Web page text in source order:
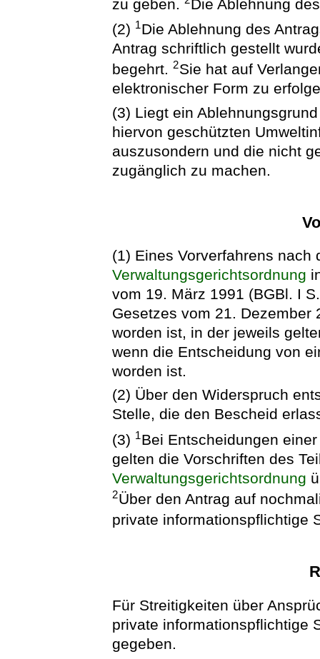
zu geben. Die Ablehnung
(2) 1Die Ablehnung des
Antrag schriftlich gestellt
begehrt.2Sie hat auf
elektronischer Form zu
(3) Liegt ein
hiervon geschützten
auszusondern und die nicht
zugänglich zu machen.
(1) Eines Vorverfahrens nach
Verwaltungsgerichtsordnung
vom 19. März 1991 (BGBl. I
Gesetzes vom 21. Dezember
worden ist, in der jeweils
wenn die Entscheidung von
worden ist.
(2) Über den Widerspruch
Stelle, die den Bescheid
(3) 1Bei Entscheidungen
gelten die Vorschriften des
Verwaltungsgerichtsordnung
2Über den Antrag auf
private informationspflichtige
Für Streitigkeiten über
private informationspflichtige
gegeben.